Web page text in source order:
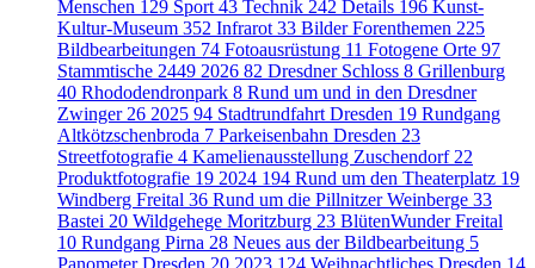
Menschen 129 Sport 43 Technik 242 Details 196 Kunst-
Kultur-Museum 352 Infrarot 33 Bilder Forenthemen 225
Bildbearbeitungen 74 Fotoausrüstung 11 Fotogene Orte 97
Stammtische 2449 2026 82 Dresdner Schloss 8 Grillenburg
40 Rhododendronpark 8 Rund um und in den Dresdner
Zwinger 26 2025 94 Stadtrundfahrt Dresden 19 Rundgang
Altkötzschenbroda 7 Parkeisenbahn Dresden 23
Streetfotografie 4 Kamelienausstellung Zuschendorf 22
Produktfotografie 19 2024 194 Rund um den Theaterplatz 19
Windberg Freital 36 Rund um die Pillnitzer Weinberge 33
Bastei 20 Wildgehege Moritzburg 23 BlütenWunder Freital
10 Rundgang Pirna 28 Neues aus der Bildbearbeitung 5
Panometer Dresden 20 2023 124 Weihnachtliches Dresden 14